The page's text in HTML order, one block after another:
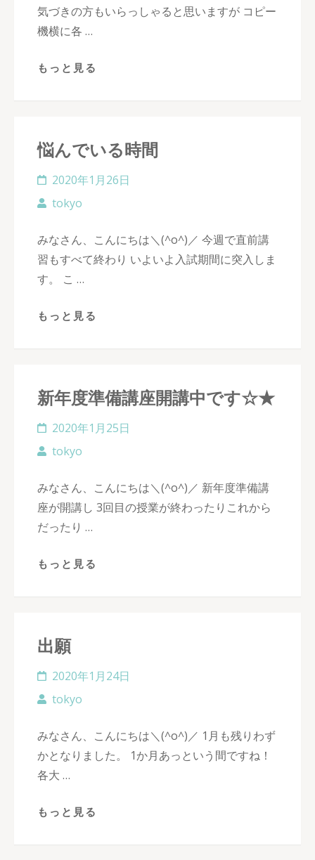
気づきの方もいらっしゃると思いますが コピー
機横に各 …
もっと見る
悩んでいる時間
2020年1月26日
tokyo
みなさん、こんにちは＼(^o^)／ 今週で直前講
習もすべて終わり いよいよ入試期間に突入しま
す。 こ …
もっと見る
新年度準備講座開講中です☆★
2020年1月25日
tokyo
みなさん、こんにちは＼(^o^)／ 新年度準備講
座が開講し 3回目の授業が終わったりこれから
だったり …
もっと見る
出願
2020年1月24日
tokyo
みなさん、こんにちは＼(^o^)／ 1月も残りわず
かとなりました。 1か月あっという間ですね！
各大 …
もっと見る